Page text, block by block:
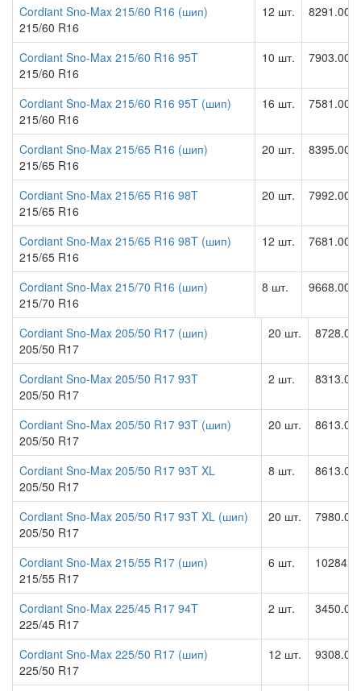
Cordiant Sno-Max 215/60 R16 (шип)
215/60 R16
12 шт. 8291.00
Cordiant Sno-Max 215/60 R16 95T
215/60 R16
10 шт. 7903.00
Cordiant Sno-Max 215/60 R16 95T (шип)
215/60 R16
16 шт. 7581.00
Cordiant Sno-Max 215/65 R16 (шип)
215/65 R16
20 шт. 8395.00
Cordiant Sno-Max 215/65 R16 98T
215/65 R16
20 шт. 7992.00
Cordiant Sno-Max 215/65 R16 98T (шип)
215/65 R16
12 шт. 7681.00
Cordiant Sno-Max 215/70 R16 (шип)
215/70 R16
8 шт. 9668.00
Cordiant Sno-Max 205/50 R17 (шип)
205/50 R17
20 шт. 8728.00
Cordiant Sno-Max 205/50 R17 93T
205/50 R17
2 шт. 8313.00
Cordiant Sno-Max 205/50 R17 93T (шип)
205/50 R17
20 шт. 8613.00
Cordiant Sno-Max 205/50 R17 93T XL
205/50 R17
8 шт. 8613.00
Cordiant Sno-Max 205/50 R17 93T XL (шип)
205/50 R17
20 шт. 7980.00
Cordiant Sno-Max 215/55 R17 (шип)
215/55 R17
6 шт.
Cordiant Sno-Max 225/45 R17 94T
225/45 R17
2 шт. 3450.00
Cordiant Sno-Max 225/50 R17 (шип)
225/50 R17
12 шт. 9308.00